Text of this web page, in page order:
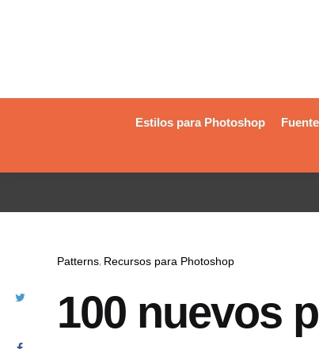
Estilos para Photoshop
Patterns Recursos para Photoshop
100 nuevos